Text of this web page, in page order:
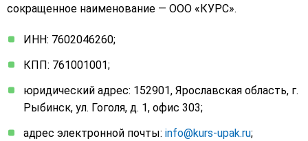
сокращенное наименование — ООО «КУРС».
ИНН: 7602046260;
КПП: 761001001;
юридический адрес: 152901, Ярославская область, г.
Рыбинск, ул. Гоголя, д. 1, офис 303;
адрес электронной почты: info@kurs-upak.ru;